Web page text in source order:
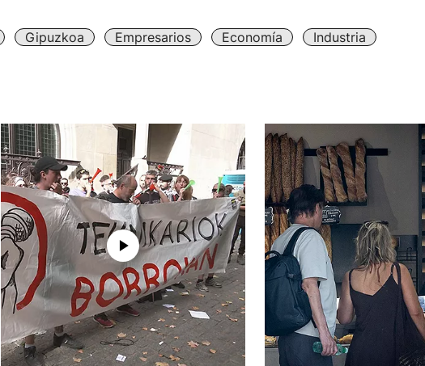
Gipuzkoa Empresarios Economía Industria